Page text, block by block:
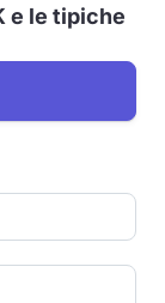
e le tipiche